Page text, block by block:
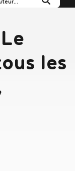
le
les